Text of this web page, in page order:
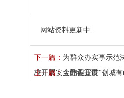
网站资料更新中...
下一篇： 为群众办实事示范
校开展安全知识宣讲
上一篇：大邑县开展“创城